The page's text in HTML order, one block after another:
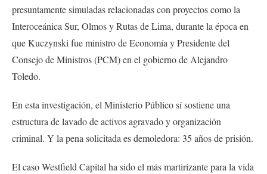
presuntamente simuladas relacionadas con proyectos como la
Interoceánica Sur, Olmos y Rutas de Lima, durante la época en
que Kuczynski fue ministro de Economía y Presidente del
Consejo de Ministros (PCM) en el gobierno de Alejandro
Toledo.
En esta investigación, el Ministerio Público sí sostiene una
estructura de lavado de activos agravado y organización
criminal. Y la pena solicitada es demoledora: 35 años de prisión.
El caso Westfield Capital ha sido el más martirizante para la vida